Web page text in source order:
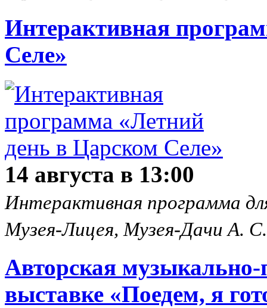
Интерактивная
Селе»
14 августа в 13:00
Интерактивная программа
Музея-Лицея, Музея-Дачи А.
Авторская музыкально-
выставке «Поедем, я